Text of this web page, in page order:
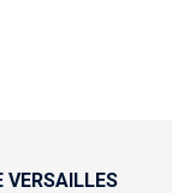
VERSAILLES